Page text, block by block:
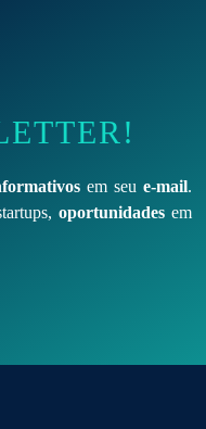
em seue-mail.
oportunidadesem